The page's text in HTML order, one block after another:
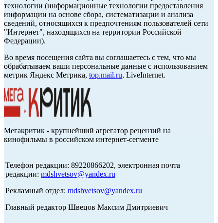
технологии (информационные технологии предоставления
информации на основе сбора, систематизации и анализа
сведений, относящихся к предпочтениям пользователей сети
"Интернет", находящихся на территории Российской
Федерации).
Во время посещения сайта вы соглашаетесь с тем, что мы
обрабатываем ваши персональные данные с использованием
метрик Яндекс Метрика, top.mail.ru, LiveInternet.
Мегакритик - крупнейший агрегатор рецензий на
кинофильмы в российском интернет-сегменте
Телефон редакции: 89220866202, электронная почта
редакции: mdshvetsov@yandex.ru
Рекламный отдел: mdshvetsov@yandex.ru
Главный редактор Швецов Максим Дмитриевич